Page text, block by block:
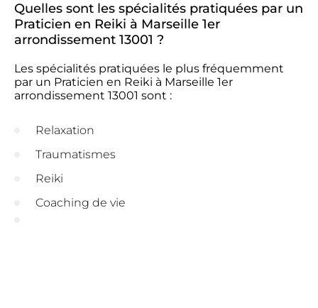
Quelles sont les spécialités pratiquées par un
Praticien en Reiki à Marseille 1er
arrondissement 13001 ?
Les spécialités pratiquées le plus fréquemment
par un Praticien en Reiki à Marseille 1er
arrondissement 13001 sont :
Relaxation
Traumatismes
Reiki
Coaching de vie